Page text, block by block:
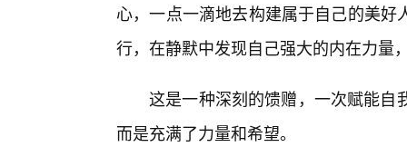
心，一点一滴地去构建属于自己的美
行，在静默中发现自己强大的内在力量
这是一种深刻的馈赠，一次赋能自
而是充满了力量和希望。